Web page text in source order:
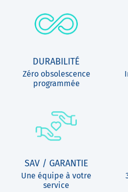
DURABILITÉ
Zéro obsolescence
programmée
SAV / GARANTIE
Une équipe à votre
service